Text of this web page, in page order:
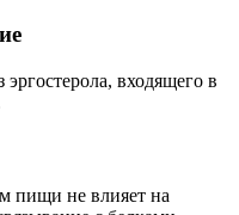
входящего в
пищи не влияет на